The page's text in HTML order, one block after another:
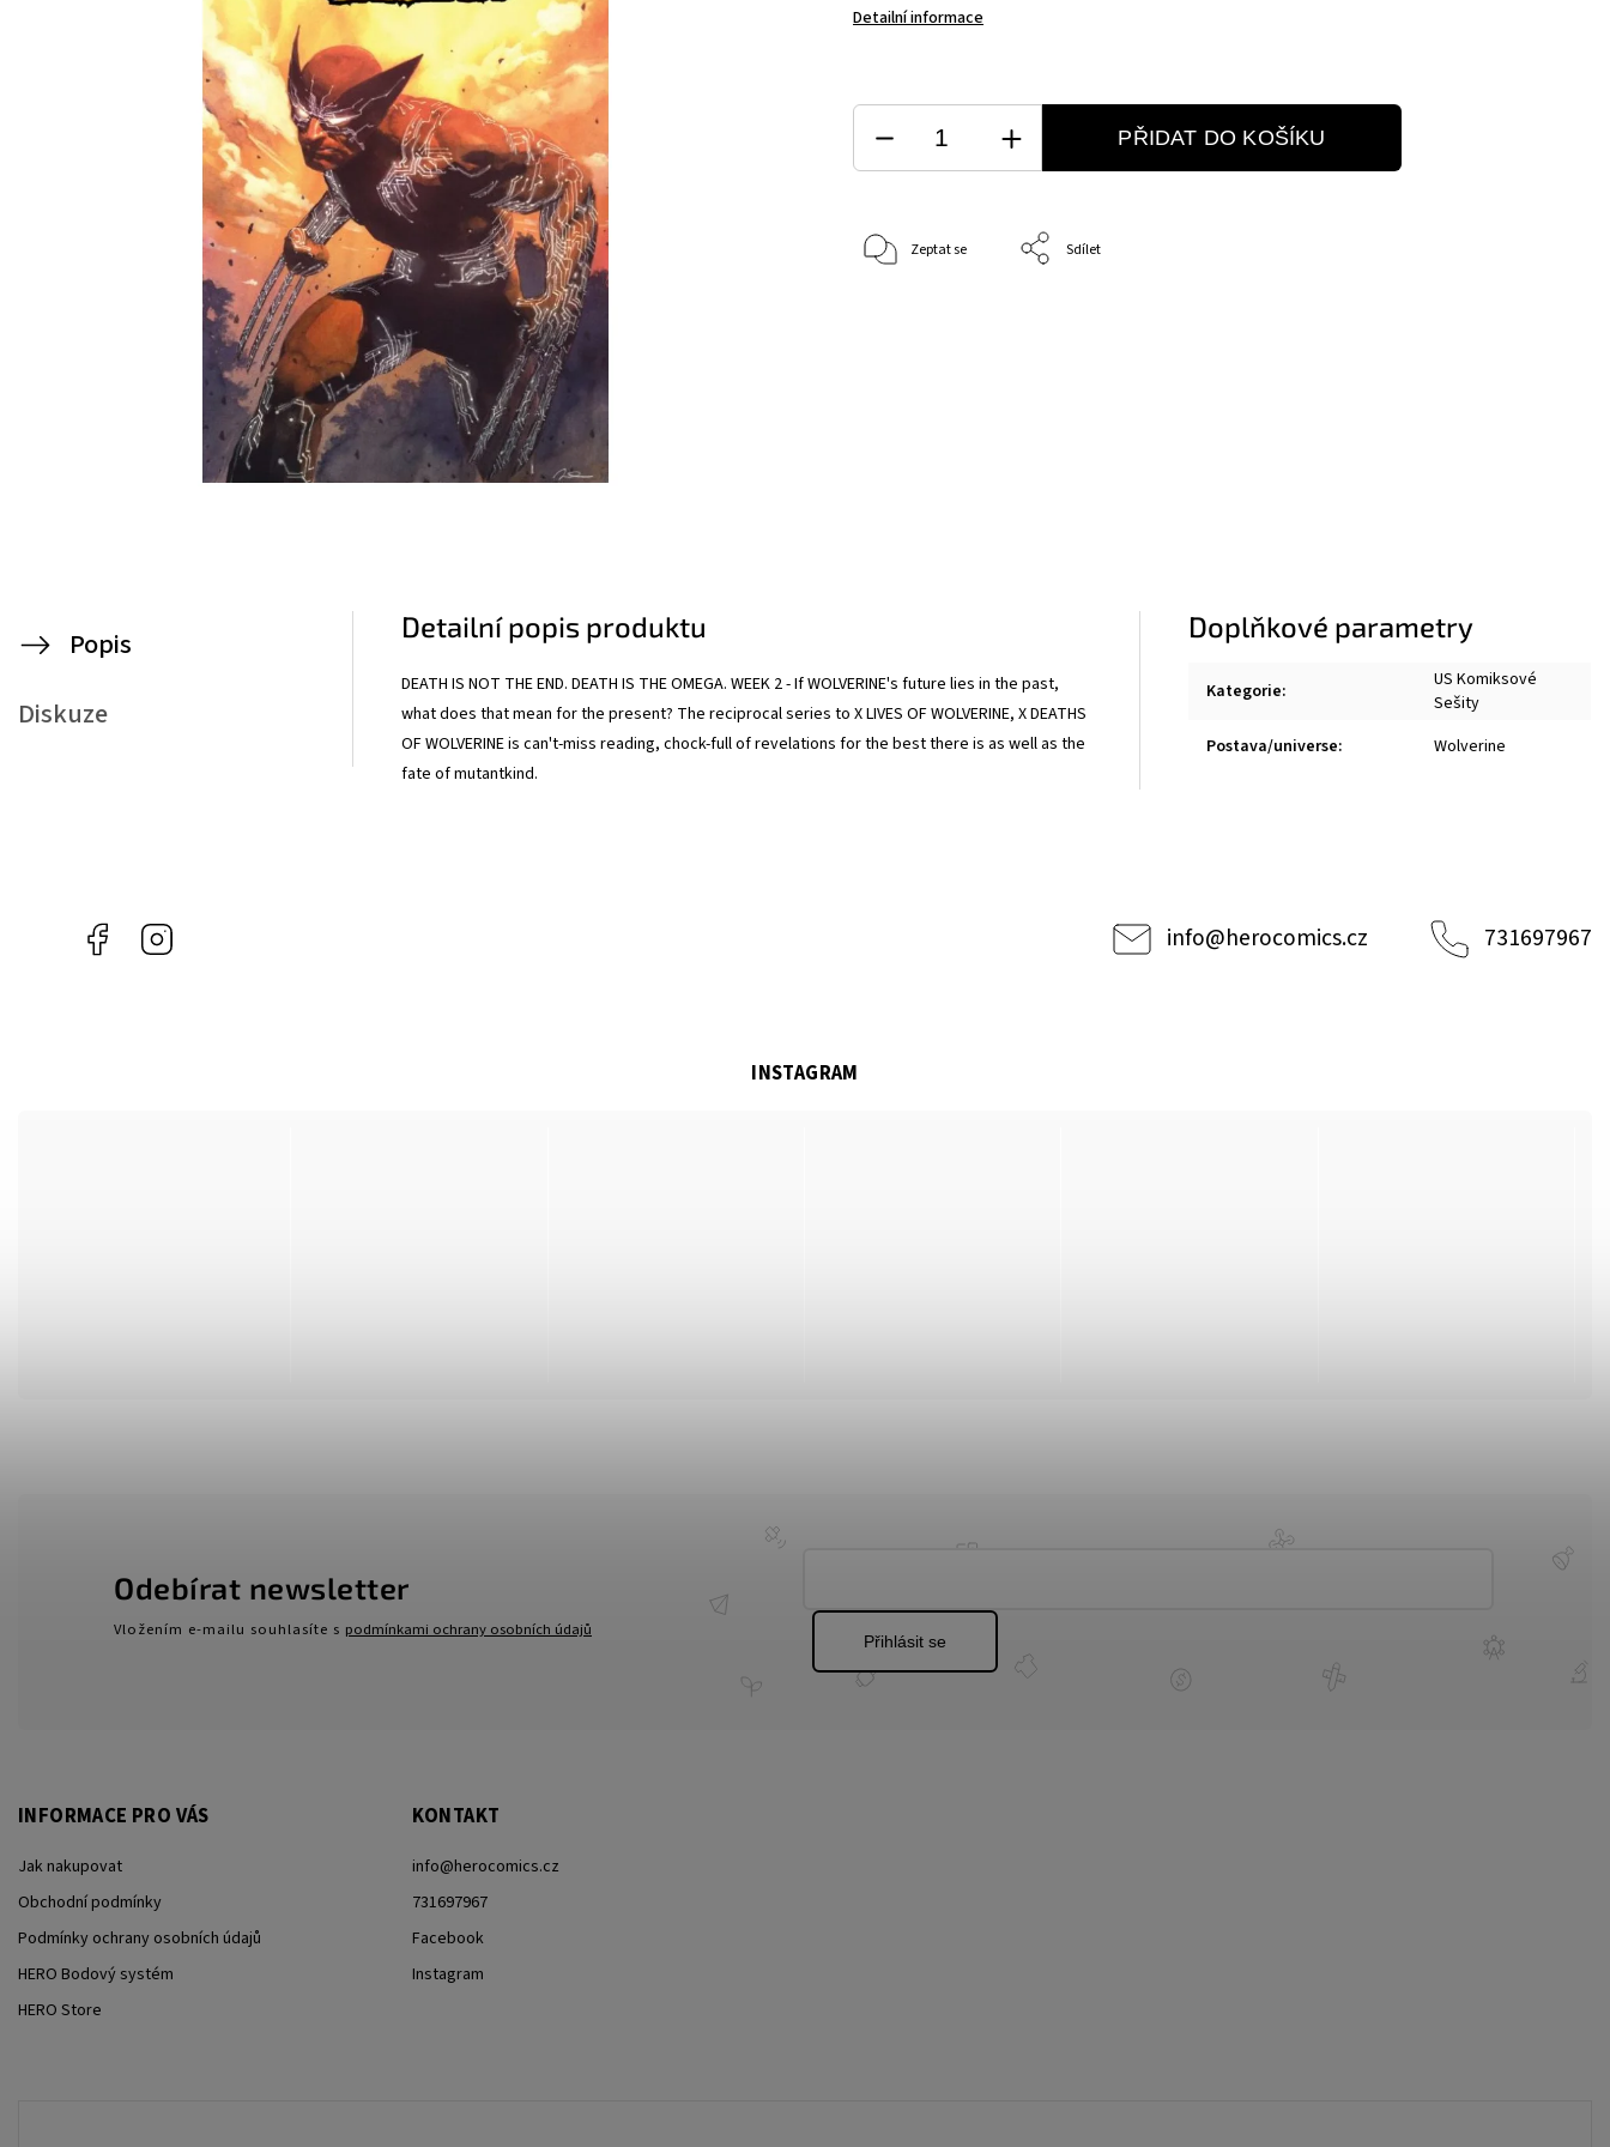
Detailní informace
PŘIDAT DO KOŠÍKU
Zeptat se Sdílet
Popis
Diskuze
Detailní popis produktu
DEATH IS NOT THE END. DEATH IS THE OMEGA. WEEK 2 - If WOLVERINE's future lies in the past,
what does that mean for the present? The reciprocal series to X LIVES OF WOLVERINE, X DEATHS
OF WOLVERINE is can't-miss reading, chock-full of revelations for the best there is as well as the
fate of mutantkind.
Doplňkové parametry
Kategorie:
US Komiksové
Sešity
Postava/universe: Wolverine
Facebook info@herocomics.cz 731697967
INFORMACE PRO VÁS
Jak nakupovat
Obchodní podmínky
Podmínky ochrany osobních údajů
HERO Bodový systém
HERO Store
KONTAKT
info@herocomics.cz
731697967
Facebook
Instagram
INSTAGRAM
Odebírat newsletter
Vložením e-mailu souhlasíte s podmínkami ochrany osobních údajů
Přihlásit se